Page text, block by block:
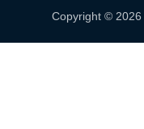
Copyright © 2026